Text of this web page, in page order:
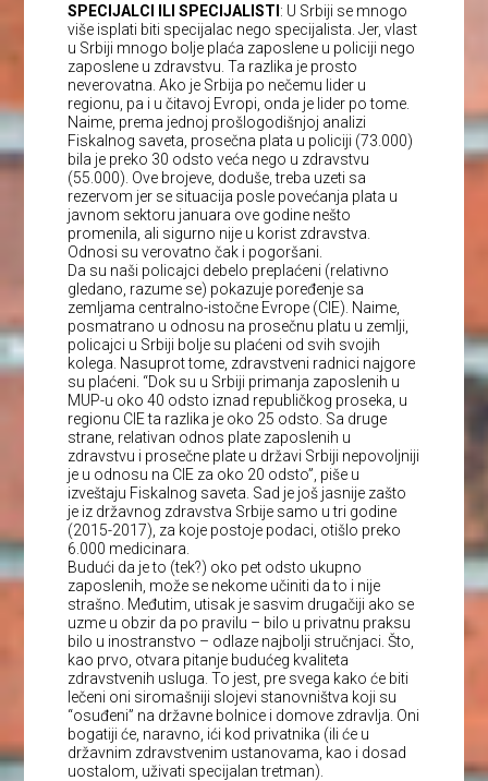
SPECIJALCI ILI SPECIJALISTI: U Srbiji se mnogo
više isplati biti specijalac nego specijalista. Jer, vlast
u Srbiji mnogo bolje plaća zaposlene u policiji nego
zaposlene u zdravstvu. Ta razlika je prosto
neverovatna. Ako je Srbija po nečemu lider u
regionu, pa i u čitavoj Evropi, onda je lider po tome.
Naime, prema jednoj prošlogodišnjoj analizi
Fiskalnog saveta, prosečna plata u policiji (73.000)
bila je preko 30 odsto veća nego u zdravstvu
(55.000). Ove brojeve, doduše, treba uzeti sa
rezervom jer se situacija posle povećanja plata u
javnom sektoru januara ove godine nešto
promenila, ali sigurno nije u korist zdravstva.
Odnosi su verovatno čak i pogoršani.
Da su naši policajci debelo preplaćeni (relativno
gledano, razume se) pokazuje poređenje sa
zemljama centralno-istočne Evrope (CIE). Naime,
posmatrano u odnosu na prosečnu platu u zemlji,
policajci u Srbiji bolje su plaćeni od svih svojih
kolega. Nasuprot tome, zdravstveni radnici najgore
su plaćeni. “Dok su u Srbiji primanja zaposlenih u
MUP-u oko 40 odsto iznad republičkog proseka, u
regionu CIE ta razlika je oko 25 odsto. Sa druge
strane, relativan odnos plate zaposlenih u
zdravstvu i prosečne plate u državi Srbiji nepovoljniji
je u odnosu na CIE za oko 20 odsto”, piše u
izveštaju Fiskalnog saveta. Sad je još jasnije zašto
je iz državnog zdravstva Srbije samo u tri godine
(2015-2017), za koje postoje podaci, otišlo preko
6.000 medicinara.
Budući da je to (tek?) oko pet odsto ukupno
zaposlenih, može se nekome učiniti da to i nije
strašno. Međutim, utisak je sasvim drugačiji ako se
uzme u obzir da po pravilu – bilo u privatnu praksu
bilo u inostranstvo – odlaze najbolji stručnjaci. Što,
kao prvo, otvara pitanje budućeg kvaliteta
zdravstvenih usluga. To jest, pre svega kako će biti
lečeni oni siromašniji slojevi stanovništva koji su
“osuđeni” na državne bolnice i domove zdravlja. Oni
bogatiji će, naravno, ići kod privatnika (ili će u
državnim zdravstvenim ustanovama, kao i dosad
uostalom, uživati specijalan tretman).